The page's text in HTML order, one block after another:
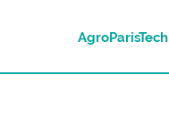
AgroParisTech